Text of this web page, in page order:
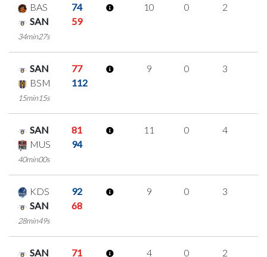
BAS
74
SAN
59
34min27s
10 0 2
SAN
77
BSM
112
15min15s
9 0 3
SAN
81
MUS
94
40min00s
11 0 4
KDS
92
SAN
68
28min49s
9 0 3
SAN
71
4 0 2